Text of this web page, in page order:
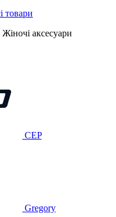
Жіночі аксесуари
CEP
Gregory